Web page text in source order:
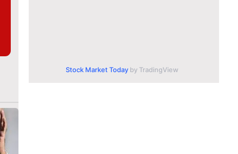
Stock Market Today by TradingView